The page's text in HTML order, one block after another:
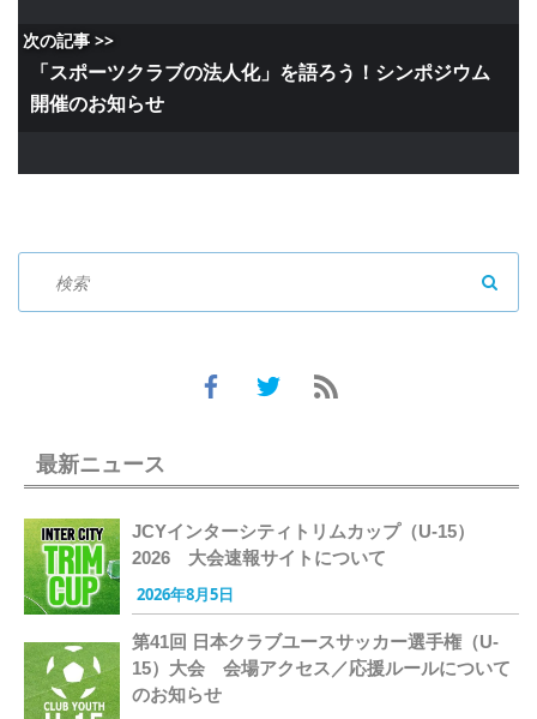
次の記事 >>
「スポーツクラブの法人化」を語ろう！シンポジウム
開催のお知らせ
最新ニュース
JCYインターシティトリムカップ（U-15）
2026 大会速報サイトについて
2026年8月5日
第41回 日本クラブユースサッカー選手権（U-
15）大会 会場アクセス／応援ルールについて
のお知らせ